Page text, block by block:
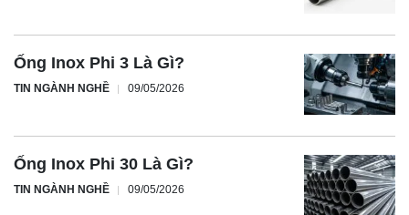
Ống Inox Phi 3 Là Gì?
TIN NGÀNH NGHỀ 09/05/2026
Ống Inox Phi 30 Là Gì?
TIN NGÀNH NGHỀ 09/05/2026